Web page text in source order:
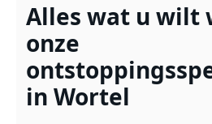
Alles wat u wilt
onze
in Wortel